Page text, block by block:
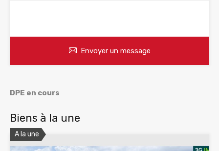
Envoyer un message
DPE en cours
Biens à la une
A la une